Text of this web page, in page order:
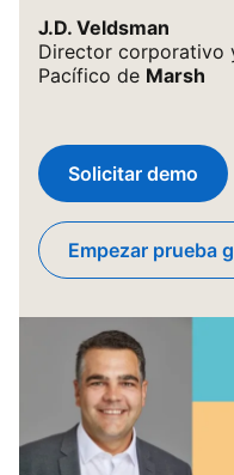
J.D. Veldsman
Director corporativo
Pacífico de Marsh
Solicitar demo
Empezar prueba
opens